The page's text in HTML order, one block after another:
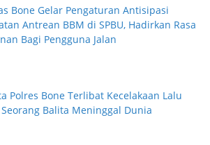
Bone Gelar Pengaturan Antisipasi
Antrean BBM di SPBU, Hadirkan Rasa
Bagi Pengguna Jalan
Polres Bone Terlibat Kecelakaan Lalu
Balita Meninggal Dunia